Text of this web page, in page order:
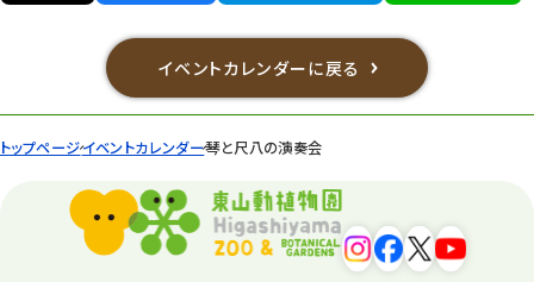
トップページイベントカレンダー琴と尺八の演奏会
イベントカレンダーに戻る